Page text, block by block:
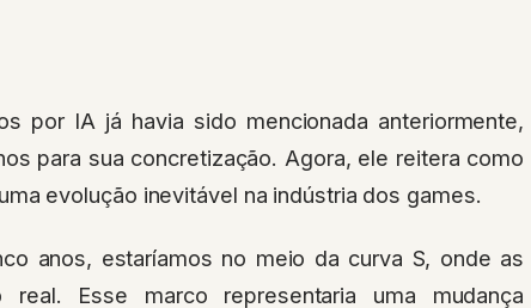
por IA já havia sido mencionada anteriormente,
para sua concretização. Agora, ele reitera como
evolução inevitável na indústria dos games.
anos, estaríamos no meio da curva S, onde as
Esse marco representaria uma mudança